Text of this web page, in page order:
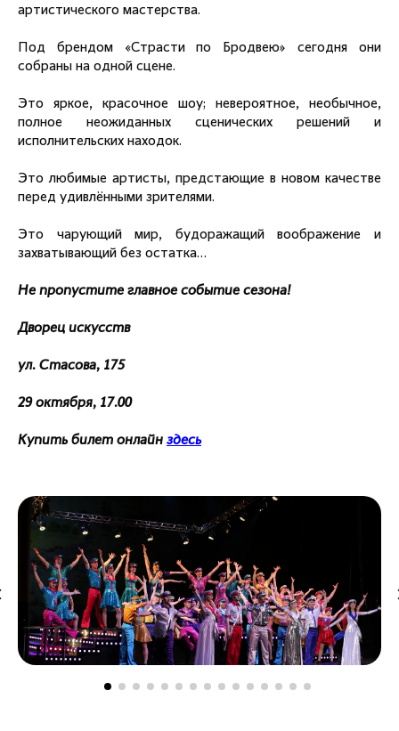
артистического мастерства.
Под брендом «Страсти по Бродвею» сегодня они
собраны на одной сцене.
Это яркое, красочное шоу; невероятное, необычное,
полное неожиданных сценических решений и
исполнительских находок.
Это любимые артисты, предстающие в новом качестве
перед удивлёнными зрителями.
Это чарующий мир, будоражащий воображение и
захватывающий без остатка…
Не пропустите главное событие сезона!
Дворец искусств
ул. Стасова, 175
29 октября, 17.00
Купить билет онлайн здесь